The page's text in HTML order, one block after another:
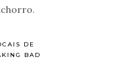
DE
BAD